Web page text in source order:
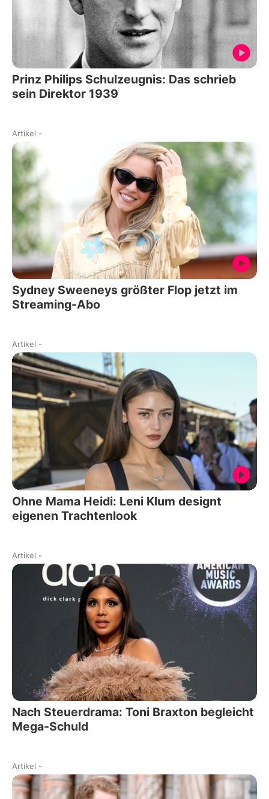
Prinz Philips Schulzeugnis: Das schrieb
sein Direktor 1939
Artikel -
Sydney Sweeneys größter Flop jetzt im
Streaming-Abo
Artikel -
Ohne Mama Heidi: Leni Klum designt
eigenen Trachtenlook
Artikel -
Nach Steuerdrama: Toni Braxton begleicht
Mega-Schuld
Artikel -